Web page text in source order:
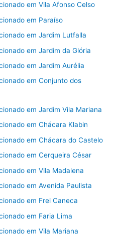
em Vila Afonso Celso
em Paraíso
em Jardim Lutfalla
em Jardim da Glória
em Jardim Aurélia
em Conjunto dos
em Jardim Vila Mariana
em Chácara Klabin
em Chácara do Castelo
em Cerqueira César
em Vila Madalena
em Avenida Paulista
em Frei Caneca
em Faria Lima
em Vila Mariana